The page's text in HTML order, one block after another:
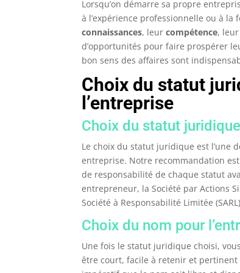
Lorsqu’on démarre sa propre
à l’expérience professionnelle ou à
connaissances, leurcompétence,
d’opportunités pour faire prospérer
bon sens des affaires sont
Choix du statut
l’entreprise
Choix du statut juridique
Le choix du statut juridique est l’une
entreprise. Notre recommandation
de responsabilité de chaque statut
entrepreneur, la Société par Actions
Société à Responsabilité Limitée
Choix du nom pour
Une fois le statut juridique choisi,
être court, facile à retenir et pertinent